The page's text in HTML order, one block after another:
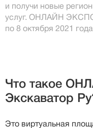
и получи новые
услуг. ОНЛАЙН ЭКСПО
по 8 октября 2021 года
Что такое
Экскаватор
Это виртуальная